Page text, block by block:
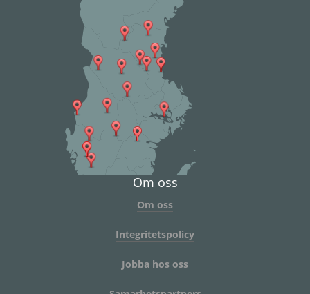
Om oss
Om oss
Integritetspolicy
Jobba hos oss